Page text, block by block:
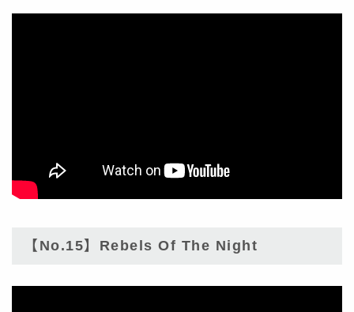
【No.15】Rebels Of The Night